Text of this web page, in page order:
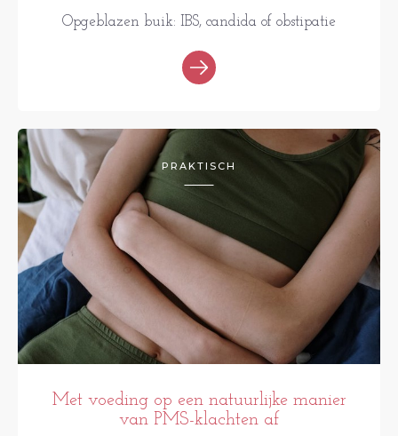
Opgeblazen buik: IBS, candida of obstipatie
PRAKTISCH
Met voeding op een natuurlijke manier
van PMS-klachten af